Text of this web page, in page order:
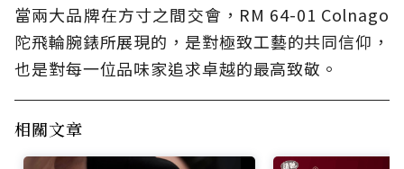
當兩大品牌在方寸之間交會，RM 64-01 Colnago
陀飛輪腕錶所展現的，是對極致工藝的共同信仰，
也是對每一位品味家追求卓越的最高致敬。
相關文章